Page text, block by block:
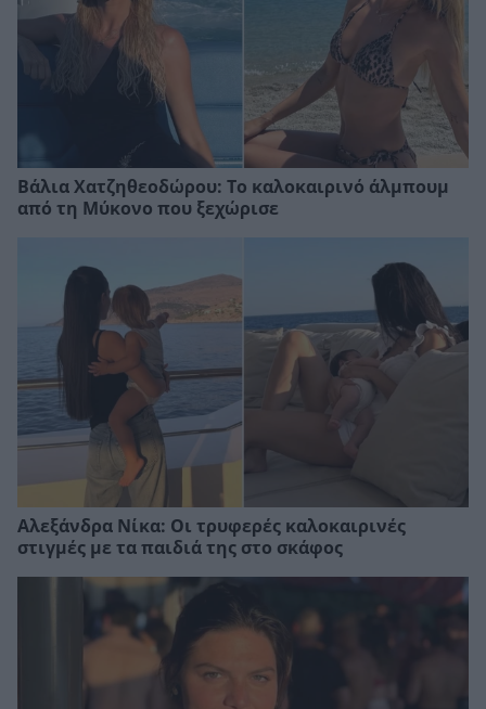
Βάλια Χατζηθεοδώρου: Το καλοκαιρινό άλμπουμ
από τη Μύκονο που ξεχώρισε
Αλεξάνδρα Νίκα: Οι τρυφερές καλοκαιρινές
στιγμές με τα παιδιά της στο σκάφος